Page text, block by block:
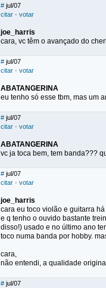
# jul/07
citar · votar
joe_harris
cara, vc têm o avançado do
# jul/07
citar · votar
ABATANGERINA
eu tenho só esse tbm, mas um
# jul/07
citar · votar
ABATANGERINA
vc ja toca bem, tem banda???
# jul/07
citar · votar
joe_harris
cara eu toco violão e guitarra
e q tenho o ouvido bastante
disso!) usado e no último ano
toco numa banda por hobby.
cara,
não entendi, a qualidade
# jul/07